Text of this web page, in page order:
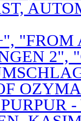
"FROM
2",